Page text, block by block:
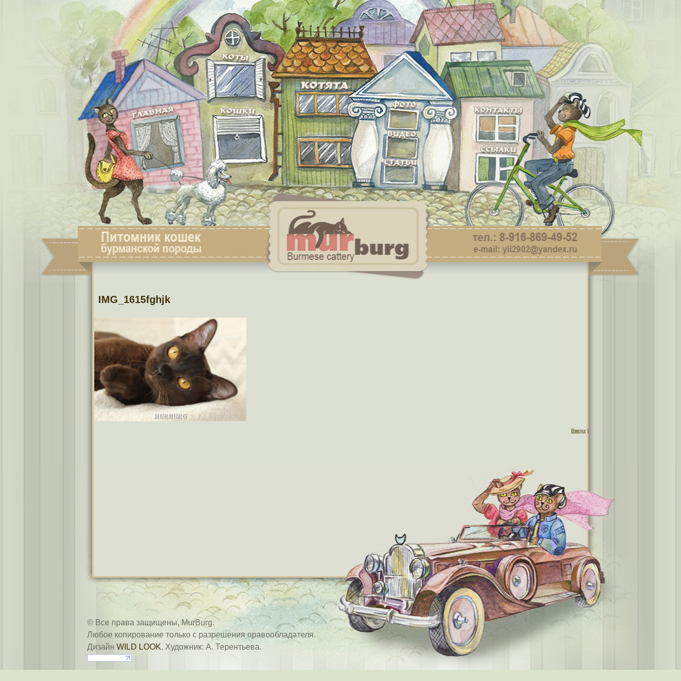
IMG_1615fghjk
Вверх |
© Все права защищены, MurBurg.
Любое копирование только с разрешения правообладателя.
Дизайн WILD LOOK, Художник: А. Терентьева.